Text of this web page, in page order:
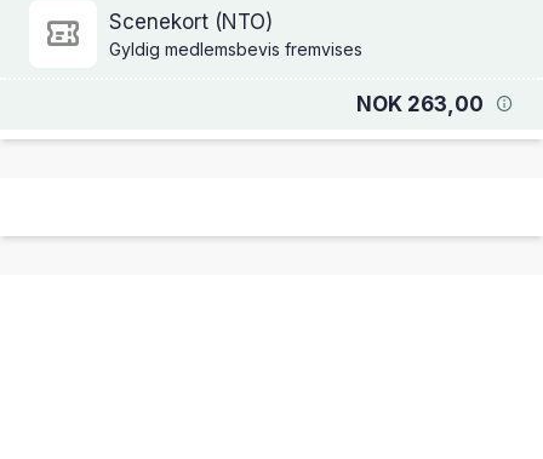
Scenekort (NTO)
Gyldig medlemsbevis fremvises
NOK 263,00